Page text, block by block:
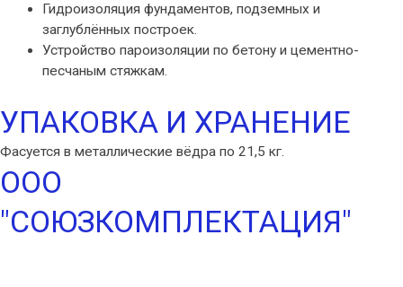
Гидроизоляция фундаментов, подземных и
заглублённых построек.
Устройство пароизоляции по бетону и цементно-
песчаным стяжкам.
УПАКОВКА И ХРАНЕНИЕ
Фасуется в металлические вёдра по 21,5 кг.
ООО
"СОЮЗКОМПЛЕКТАЦИЯ"